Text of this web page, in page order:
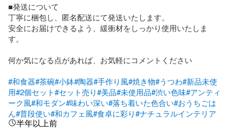
■発送について
丁寧に梱包し、匿名配送にて発送いたします。
安全にお届けできるよう、緩衝材をしっかり使用いたしま
す。
何か気になる点があれば、お気軽にコメントください
#和食器#茶碗#小鉢#陶器#手作り風#焼き物#うつわ#新品未使
用#2個セット#セット売り#美品#未使用品#渋い色味#アンティ
ーク風#和モダン#味わい深い#落ち着いた色合い#おうちごは
ん#普段使い#和カフェ風#食卓に彩り#ナチュラルインテリア
半年以上前